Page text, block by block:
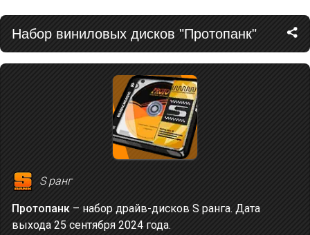
Набор виниловых дисков "Протопанк"
S ранг
Протопанк – набор драйв-дисков S ранга. Дата
выхода 25 сентября 2024 года.